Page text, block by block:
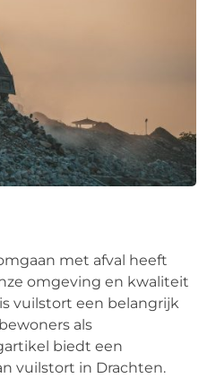
met afval heeft
omgeving en kwaliteit
vuilstort een belangrijk
als
biedt een
vuilstort in Drachten.